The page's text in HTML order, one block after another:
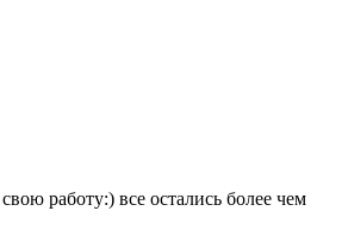
работу:) все остались более чем